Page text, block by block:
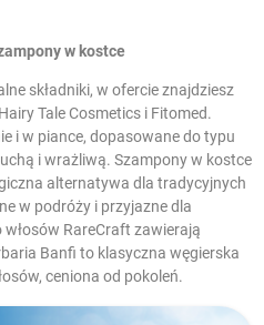
w kostce
składniki, w ofercie znajdziesz
Tale Cosmetics i Fitomed.
i w piance, dopasowane do typu
i wrażliwą. Szampony w kostce
alternatywa dla tradycyjnych
w podróży i przyjazne dla
RareCraft zawierają
Banfi to klasyczna węgierska
ceniona od pokoleń.